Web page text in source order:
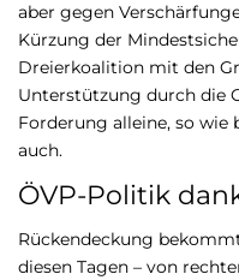
aber gegen
Kürzung der
Dreierkoalition mit den
Unterstützung durch die
Forderung alleine, so wie
auch.
ÖVP-Politik
Rückendeckung
diesen Tagen – von